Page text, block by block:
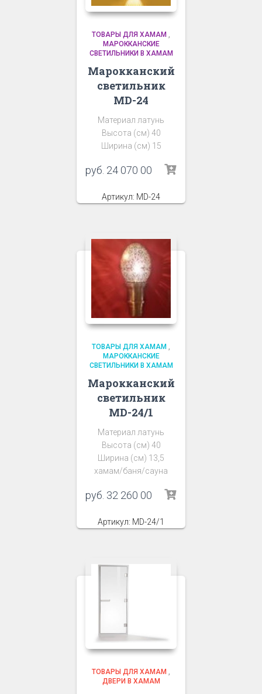
ТОВАРЫ ДЛЯ ХАМАМ ,
МАРОККАНСКИЕ
СВЕТИЛЬНИКИ В ХАМАМ
Марокканский
светильник
MD-24
Материал латунь
Высота (см) 40
Ширина (см) 15
руб. 24 070 00
Артикул: MD-24
ТОВАРЫ ДЛЯ ХАМАМ ,
МАРОККАНСКИЕ
СВЕТИЛЬНИКИ В ХАМАМ
Марокканский
светильник
MD-24/1
Материал латунь
Высота (см) 40
Ширина (см) 13,5
хамам/баня/сауна
руб. 32 260 00
Артикул: MD-24/1
ТОВАРЫ ДЛЯ ХАМАМ ,
ДВЕРИ В ХАМАМ